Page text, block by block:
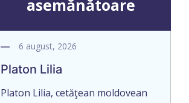
asemănătoare
6 august, 2026
Platon Lilia
Platon Lilia, cetăţean moldovean